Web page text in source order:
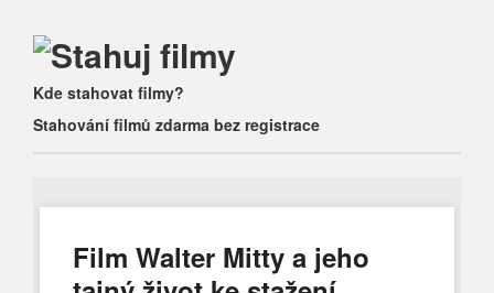
Main menu
Skip
to
content
Kde stahovat filmy?
Stahování filmů zdarma bez registrace
Film Walter Mitty a jeho